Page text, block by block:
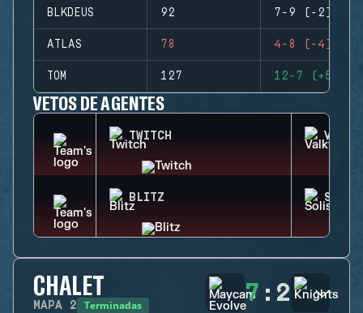
BLKDEUS 92 7-9 (-2)
ATLAS 78 4-8 (-4)
TOM 127 12-7 (+5)
VETOS DE AGENTES
TWITCH
BLITZ SOLIS
CHALET
MAPA 2 Terminadas 7 : 2